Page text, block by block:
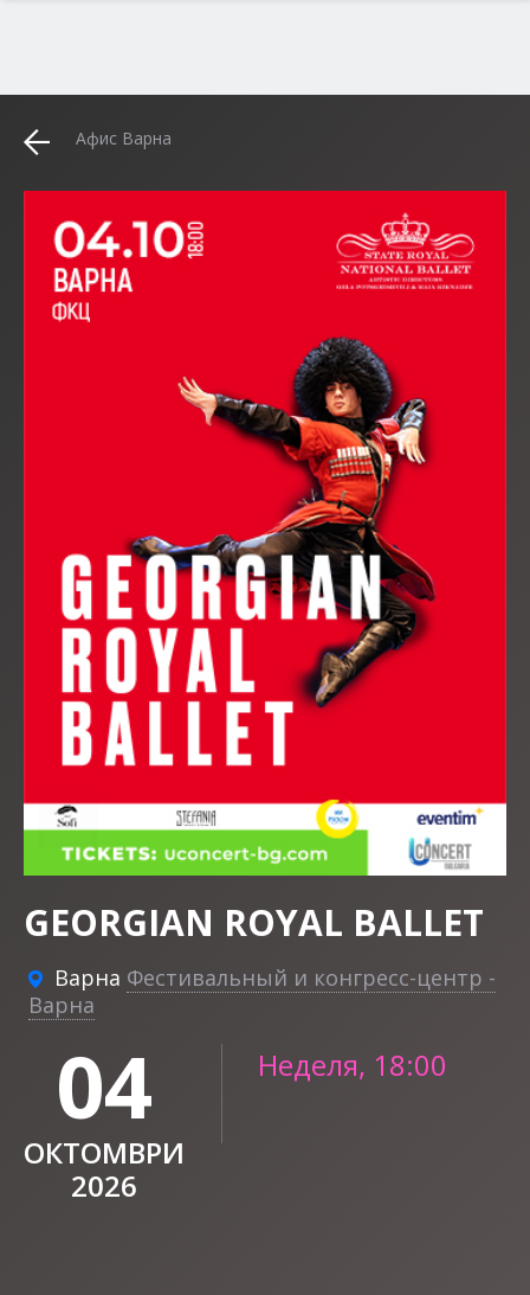
Афис Варна
GEORGIAN ROYAL BALLET
Варна Фестивальный и конгресс-центр -
Варна
04
ОКТОМВРИ
2026
Неделя, 18:00